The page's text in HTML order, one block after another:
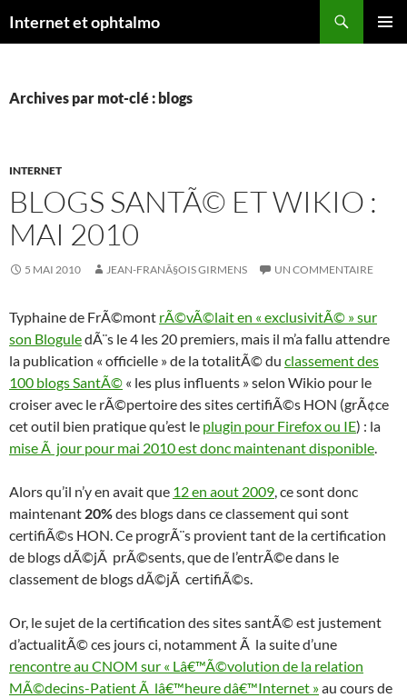
auInternet et ophtalmo
Archives par mot-clé : blogs
INTERNET
BLOGS SANTÃ© ET WIKIO :
MAI 2010
5 MAI 2010 JEAN-FRANÃ§OIS GIRMENS UN COMMENTAIRE
Typhaine de FrÃ©mont rÃ©vÃ©lait en « exclusivitÃ© » sur
son BloguledÃ¨s le 4 les 20 premiers, mais il m’a fallu attendre
la publication « officielle » de la totalitÃ© du classement des
100 blogs SantÃ© « les plus influents » selon Wikio pour le
croiser avec le rÃ©pertoire des sites certifiÃ©s HON (grÃ¢ce
cet outil bien pratique qu’est le plugin pour Firefox ou IE) : la
mise Ã jour pour mai 2010 est donc maintenant disponible.
Alors qu’il n’y en avait que 12 en aout 2009, ce sont donc
maintenant 20%des blogs dans ce classement qui sont
certifiÃ©s HON. Ce progrÃ¨s provient tant de la certification
de blogs dÃ©jÃ prÃ©sents, que de l’entrÃ©e dans le
classement de blogs dÃ©jÃ certifiÃ©s.
Or, le sujet de la certification des sites santÃ© est justement
d’actualitÃ© ces jours ci, notamment Ã la suite d’une
rencontre au CNOM sur « Lâ€™Ã©volution de la relation
MÃ©decins-Patient Ã lâ€™heure dâ€™Internet »au cours de